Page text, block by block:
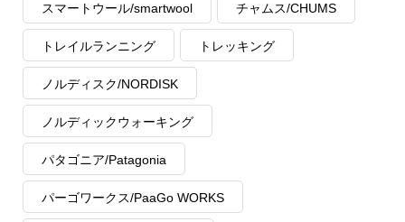
スマートウール/smartwool チャムス/CHUMS
トレイルランニング トレッキング
ノルディスク/NORDISK
ノルディックウォーキング
パタゴニア/Patagonia
パーゴワークス/PaaGo WORKS